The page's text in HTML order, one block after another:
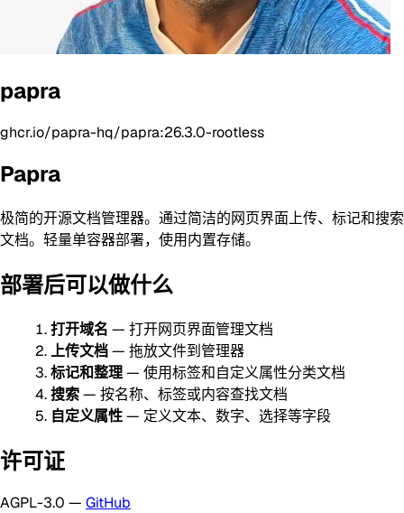
papra
ghcr.io/papra-hq/papra:26.3.0-rootless
Papra
极简的开源文档管理器。通过简洁的网页界面上传、标记和搜索
文档。轻量单容器部署，使用内置存储。
部署后可以做什么
打开域名 — 打开网页界面管理文档
上传文档— 拖放文件到管理器
标记和整理— 使用标签和自定义属性分类文档
搜索— 按名称、标签或内容查找文档
自定义属性— 定义文本、数字、选择等字段
许可证
AGPL-3.0 — GitHub